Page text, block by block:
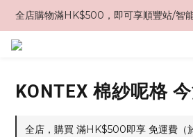
全店購物滿HK$500，即可享順豐站/智
KONTEX 棉紗呢格
全店，購買 滿HK$500即享 免運費（